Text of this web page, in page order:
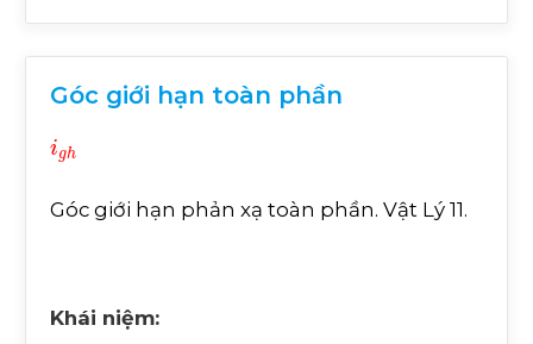
Góc giới hạn toàn phần
i
Góc giới hạn phản xạ toàn phần. Vật Lý 11.
Khái niệm: